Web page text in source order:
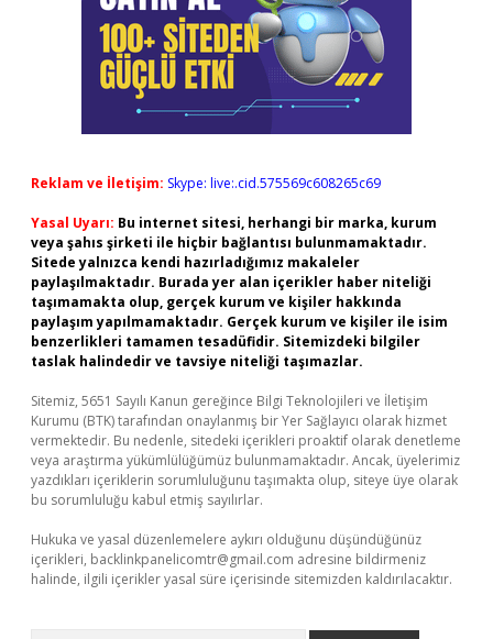
Reklam ve İletişim: Skype: live:.cid.575569c608265c69
Yasal Uyarı: Bu internet sitesi, herhangi bir marka, kurum
veya şahıs şirketi ile hiçbir bağlantısı bulunmamaktadır.
Sitede yalnızca kendi hazırladığımız makaleler
paylaşılmaktadır. Burada yer alan içerikler haber niteliği
taşımamakta olup, gerçek kurum ve kişiler hakkında
paylaşım yapılmamaktadır. Gerçek kurum ve kişiler ile isim
benzerlikleri tamamen tesadüfidir. Sitemizdeki bilgiler
taslak halindedir ve tavsiye niteliği taşımazlar.
Sitemiz, 5651 Sayılı Kanun gereğince Bilgi Teknolojileri ve İletişim
Kurumu (BTK) tarafından onaylanmış bir Yer Sağlayıcı olarak hizmet
vermektedir. Bu nedenle, sitedeki içerikleri proaktif olarak denetleme
veya araştırma yükümlülüğümüz bulunmamaktadır. Ancak, üyelerimiz
yazdıkları içeriklerin sorumluluğunu taşımakta olup, siteye üye olarak
bu sorumluluğu kabul etmiş sayılırlar.
Hukuka ve yasal düzenlemelere aykırı olduğunu düşündüğünüz
içerikleri, backlinkpanelicomtr@gmail.com adresine bildirmeniz
halinde, ilgili içerikler yasal süre içerisinde sitemizden kaldırılacaktır.